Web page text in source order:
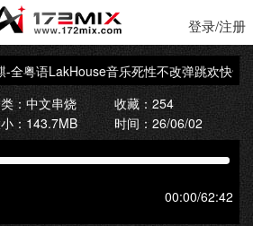
登录/注册
粤语LakHouse音乐死性不改弹跳欢快专
：中文串烧
收藏：254
：143.7MB 时间：26/06/02
00:00/62:42